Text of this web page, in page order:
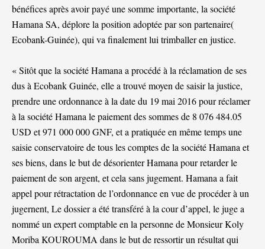
bénéfices après avoir payé une somme importante, la société
Hamana SA, déplore la position adoptée par son partenaire(
Ecobank-Guinée), qui va finalement lui trimballer en justice.
« Sitôt que la société Hamana a procédé à la réclamation de ses
dus à Ecobank Guinée, elle a trouvé moyen de saisir la justice,
prendre une ordonnance à la date du 19 mai 2016 pour réclamer
à la société Hamana le paiement des sommes de 8 076 484.05
USD et 971 000 000 GNF, et a pratiquée en même temps une
saisie conservatoire de tous les comptes de la société Hamana et
ses biens, dans le but de désorienter Hamana pour retarder le
paiement de son argent, et cela sans jugement. Hamana a fait
appel pour rétractation de l’ordonnance en vue de procéder à un
jugernent, Le dossier a été transféré à la cour d’appel, le juge a
nommé un expert comptable en la personne de Monsieur Koly
Moriba KOUROUMA dans le but de ressortir un résultat qui